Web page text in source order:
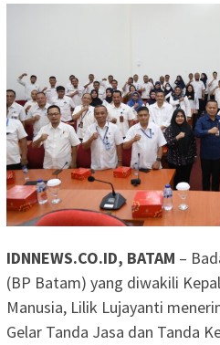
IDNNEWS.CO.ID, BATAM –
(BP Batam) yang diwakili
Manusia, Lilik Lujayanti
Gelar Tanda Jasa dan Tanda